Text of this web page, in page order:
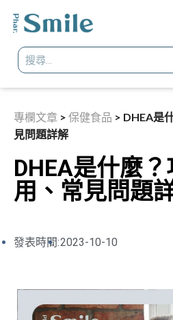
專欄文章 > 保健食品 > DHEA是
見問題詳解
DHEA是什麼
用、常見問題
發表時間:2023-10-10